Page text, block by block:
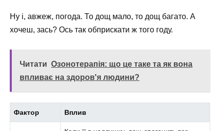
Ну і, авжеж, погода. То дощ мало, то дощ багато. А
хочеш, зась? Ось так обприскати ж того году.
Читати Озонотерапія: що це таке та як вона
впливає на здоров'я людини?
Фактор Вплив